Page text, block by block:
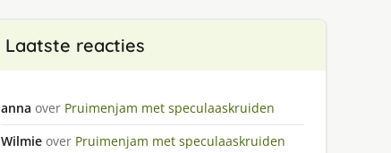
Laatste reacties
anna over Pruimenjam met speculaaskruiden
Wilmie over Pruimenjam met speculaaskruiden